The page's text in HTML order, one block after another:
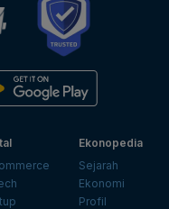
Ekonopedia
Sejarah
Ekonomi
Profil